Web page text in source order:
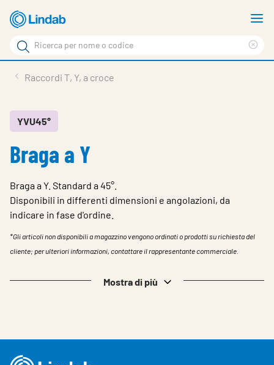
Log
visionare
Cerca
Cerca
Su Lindab
Su Tecnovent
Contatti
Download
Scegliere la lingua
Raccordi T, Y, a croce
YVU45°
Braga a Y
Braga a Y. Standard a 45°.
Disponibili in differenti dimensioni e angolazioni, da
indicare in fase d'ordine.
*Gli articoli non disponibili a magazzino vengono ordinati o prodotti su richiesta del
cliente; per ulteriori informazioni, contattare il rappresentante commerciale.
Mostra di più